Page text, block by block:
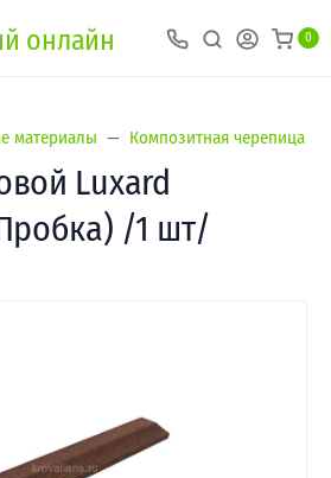
онлайн 0
материалы Композитная черепица
Luxard
/1 шт/